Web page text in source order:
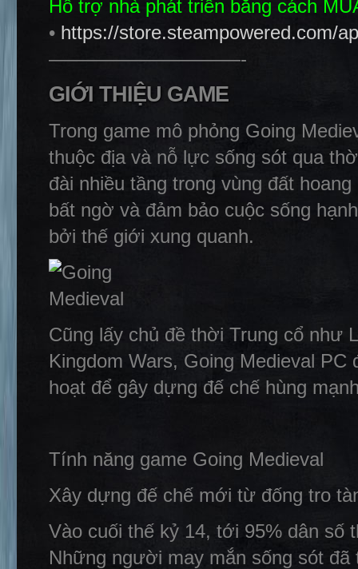
Hỗ trợ nhà phát triển bằng cách
• https://store.steampowered.com/
——————————-
GIỚI THIỆU GAME
Trong game mô phỏng Going
thuộc địa và nỗ lực sống sót qua
đài nhiều tầng trong vùng đất
bất ngờ và đảm bảo cuộc sống
bởi thế giới xung quanh.
Cũng lấy chủ đề thời Trung cổ như
Kingdom Wars, Going Medieval
hoạt để gây dựng đế chế hùng
Tính năng game Going Medieval
Xây dựng đế chế mới từ đống tro
Vào cuối thế kỷ 14, tới 95% dân số
Những người may mắn sống sót